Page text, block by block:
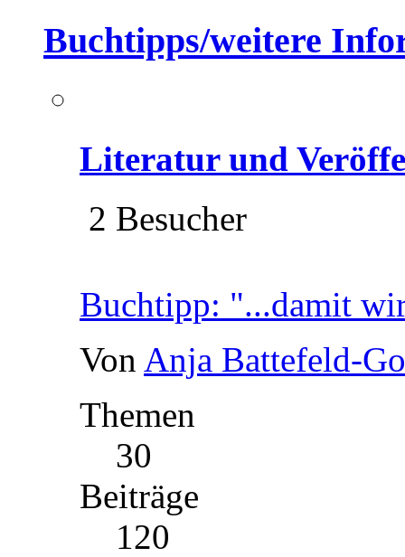
Buchtipps/weitere
Literatur und
2 Besucher
Buchtipp: "...damit
Von Anja Battefeld-
Themen
30
Beiträge
120